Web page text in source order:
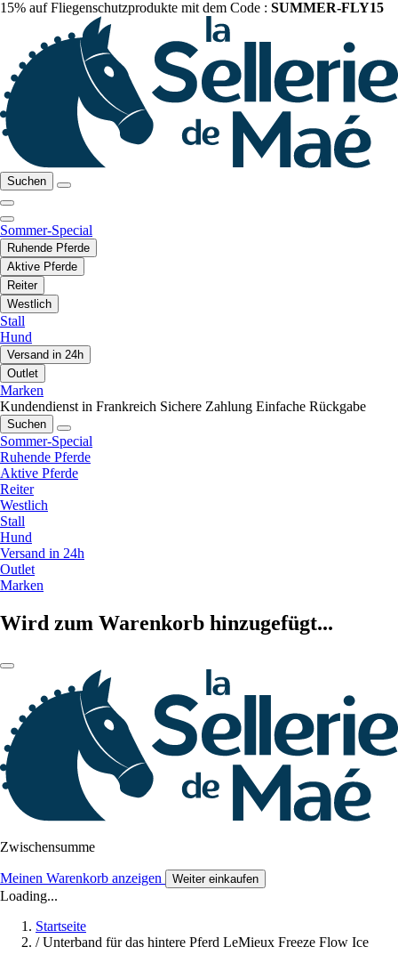
15% auf Fliegenschutzprodukte mit dem Code : SUMMER-FLY15
Suchen
Sommer-Special
Ruhende Pferde
Aktive Pferde
Reiter
Westlich
Stall
Hund
Versand in 24h
Outlet
Marken
Kundendienst in Frankreich Sichere Zahlung Einfache Rückgabe
Suchen
Sommer-Special
Ruhende Pferde
Aktive Pferde
Reiter
Westlich
Stall
Hund
Versand in 24h
Outlet
Marken
Wird zum Warenkorb hinzugefügt...
Zwischensumme
Meinen Warenkorb anzeigen Weiter einkaufen
Loading...
Startseite
/ Unterband für das hintere Pferd LeMieux Freeze Flow Ice